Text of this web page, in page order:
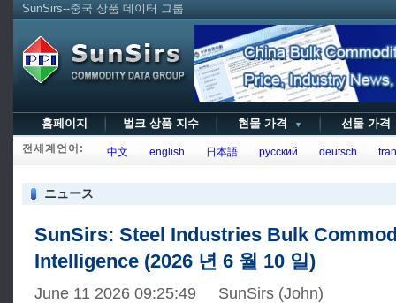
SunSirs--중국 상품 데이터 그룹
홈페이지 벌크 상품 지수 현물 가격 ▼ 선물 가
전세계언어: 中文 english 日本語 русский deutsch
ニュース
SunSirs: Steel Industries Bulk
Intelligence (2026 년 6 월 10 일)
June 11 2026 09:25:49 SunSirs (John)